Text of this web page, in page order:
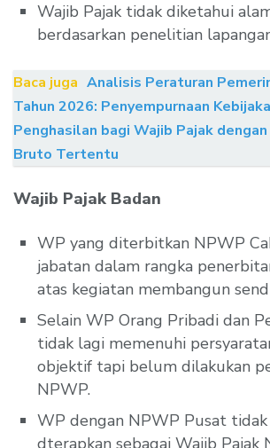
Wajib Pajak tidak diketahui
berdasarkan penelitian
Baca juga Analisis Peraturan
Tahun 2026: Penyempurnaan
Penghasilan bagi Wajib Pajak
Bruto Tertentu
Wajib Pajak Badan
WP yang diterbitkan NPWP
jabatan dalam rangka
atas kegiatan membangun
Selain WP Orang Pribadi dan
tidak lagi memenuhi
objektif tapi belum dilakukan
NPWP.
WP dengan NPWP Pusat
dterapkan sebagai Wajib Pajak